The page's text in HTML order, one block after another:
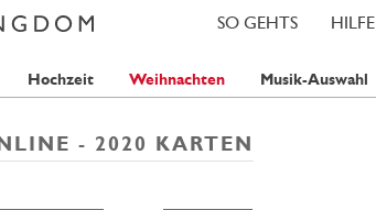
HILFE
SO GEHTS
Hochzeit Weihnachten Musik-Auswahl
- 2020 KARTEN